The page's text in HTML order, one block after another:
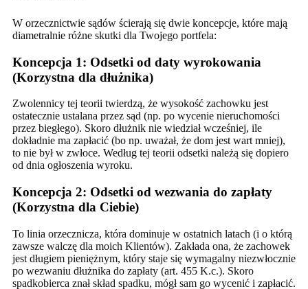
W orzecznictwie sądów ścierają się dwie koncepcje, które mają
diametralnie różne skutki dla Twojego portfela:
Koncepcja 1: Odsetki od daty wyrokowania
(Korzystna dla dłużnika)
Zwolennicy tej teorii twierdzą, że wysokość zachowku jest
ostatecznie ustalana przez sąd (np. po wycenie nieruchomości
przez biegłego). Skoro dłużnik nie wiedział wcześniej, ile
dokładnie ma zapłacić (bo np. uważał, że dom jest wart mniej),
to nie był w zwłoce. Według tej teorii odsetki należą się dopiero
od dnia ogłoszenia wyroku.
Koncepcja 2: Odsetki od wezwania do zapłaty
(Korzystna dla Ciebie)
To linia orzecznicza, która dominuje w ostatnich latach (i o którą
zawsze walczę dla moich Klientów). Zakłada ona, że zachowek
jest długiem pieniężnym, który staje się wymagalny niezwłocznie
po wezwaniu dłużnika do zapłaty (art. 455 K.c.). Skoro
spadkobierca znał skład spadku, mógł sam go wycenić i zapłacić.